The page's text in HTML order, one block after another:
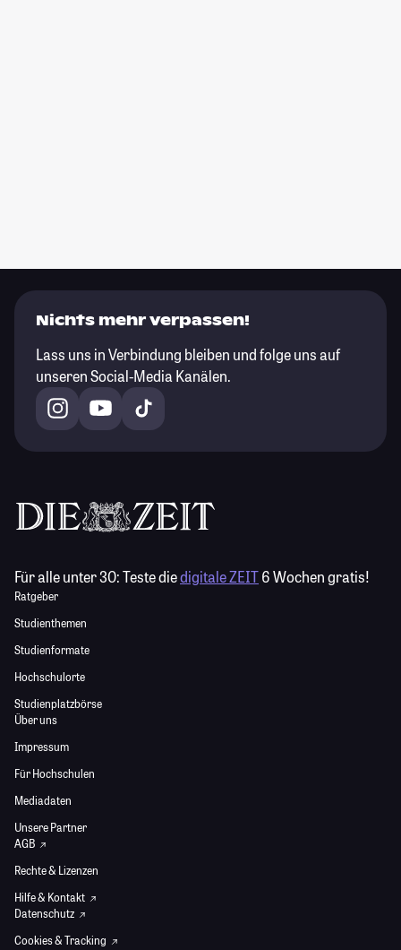
Nichts mehr verpassen!
Lass uns in Verbindung bleiben und folge uns auf
unseren Social-Media Kanälen.
Für alle unter 30:Teste diedigitale ZEIT6 Wochen gratis!
Ratgeber
Studienthemen
Studienformate
Hochschulorte
Studienplatzbörse
Über uns
Impressum
Für Hochschulen
Mediadaten
Unsere Partner
AGB
Rechte & Lizenzen
Hilfe & Kontakt
Datenschutz
Cookies & Tracking